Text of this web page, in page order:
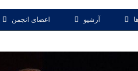
آرشیو اعضای انجمن